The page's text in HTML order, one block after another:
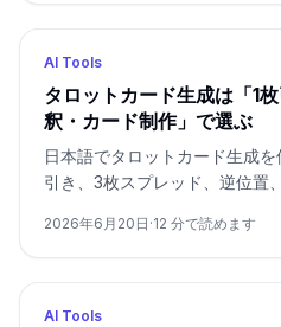
AI Tools
タロットカード生成は「1
釈・カード制作」で選ぶ
日本語でタロットカード生成
引き、3枚スプレッド、逆位置
2026年6月20日 ·12 分で読めます
AI Tools